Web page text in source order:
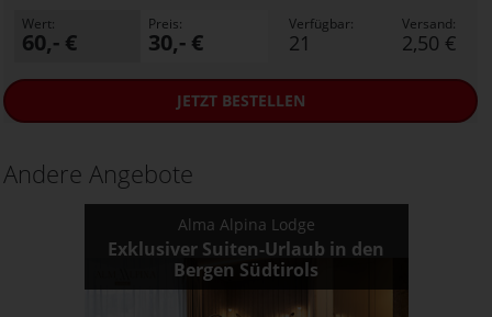
Wert:
60,- €
Preis:
30,- €
Verfügbar:
21
Versand:
2,50 €
JETZTBESTELLEN
Andere Angebote
Alma Alpina Lodge
Exklusiver Suiten-Urlaub in den
Bergen Südtirols